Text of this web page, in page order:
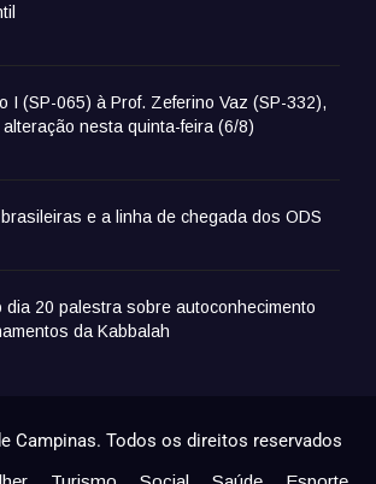
I (SP-065) à Prof. Zeferino Vaz (SP-332),
nesta quinta-feira (6/8)
e a linha de chegada dos ODS
dia 20 palestra sobre autoconhecimento
da Kabbalah
Campinas. Todos os direitos reservados